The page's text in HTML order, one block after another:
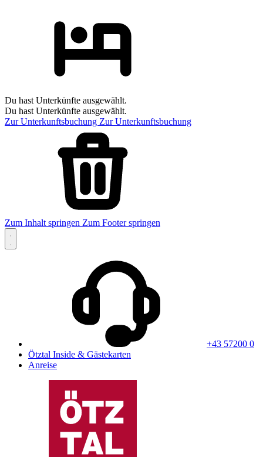
Du hast Unterkünfte ausgewählt.
Du hast Unterkünfte ausgewählt.
Zur Unterkunftsbuchung Zur Unterkunftsbuchung
Zum Inhalt springen Zum Footer springen
+43 57200 0
Ötztal Inside & Gästekarten
Anreise